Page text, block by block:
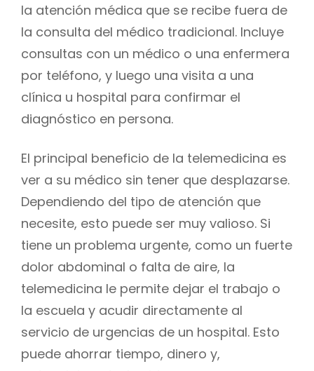
la atención médica que se recibe fuera de
la consulta del médico tradicional. Incluye
consultas con un médico o una enfermera
por teléfono, y luego una visita a una
clínica u hospital para confirmar el
diagnóstico en persona.
El principal beneficio de la telemedicina es
ver a su médico sin tener que desplazarse.
Dependiendo del tipo de atención que
necesite, esto puede ser muy valioso. Si
tiene un problema urgente, como un fuerte
dolor abdominal o falta de aire, la
telemedicina le permite dejar el trabajo o
la escuela y acudir directamente al
servicio de urgencias de un hospital. Esto
puede ahorrar tiempo, dinero y,